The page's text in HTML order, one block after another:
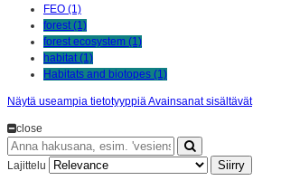
FEO (1)
forest (1)
forest ecosystem (1)
habitat (1)
Habitats and biotopes (1)
Näytä useampia tietotyyppiä Avainsanat sisältävät
close
Lajittelu Siirry